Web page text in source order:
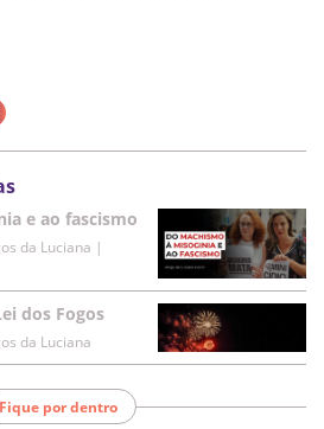
e ao fascismo
da Luciana |
dos Fogos
da Luciana
Fique por dentro